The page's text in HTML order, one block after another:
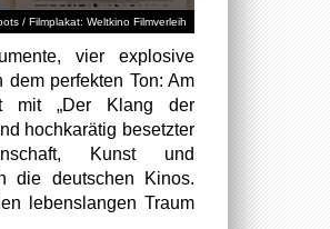
/ Filmplakat: Weltkino Filmverleih
vier explosive
perfekten Ton: Am
mit „Der Klang der
hochkarätig besetzter
Kunst und
die deutschen Kinos.
lebenslangen Traum